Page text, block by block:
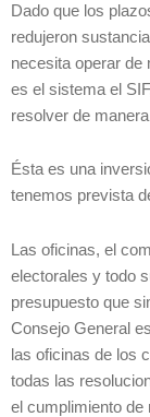
Dado que los
redujeron
necesita operar de
es el sistema el
resolver de
Ésta es una
tenemos prevista
Las oficinas, el
electorales y todo
presupuesto que
Consejo General
las oficinas de los
todas las
el cumplimiento de